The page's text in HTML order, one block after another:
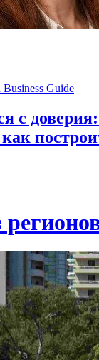
Business Guide
с